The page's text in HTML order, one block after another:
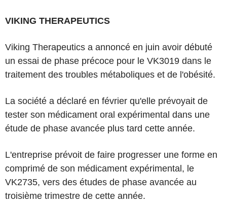
VIKING THERAPEUTICS
Viking Therapeutics a annoncé en juin avoir débuté
un essai de phase précoce pour le VK3019 dans le
traitement des troubles métaboliques et de l'obésité.
La société a déclaré en février qu'elle prévoyait de
tester son médicament oral expérimental dans une
étude de phase avancée plus tard cette année.
L'entreprise prévoit de faire progresser une forme en
comprimé de son médicament expérimental, le
VK2735, vers des études de phase avancée au
troisième trimestre de cette année.